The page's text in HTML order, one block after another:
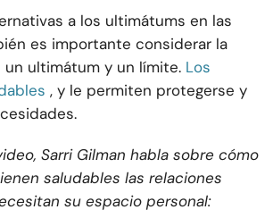
a los ultimátums en las
es importante considerar la
ultimátum y un límite. Los
, y le permiten protegerse y
Sarri Gilman habla sobre cómo
saludables las relaciones
su espacio personal: